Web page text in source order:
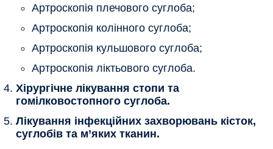
Артроскопія плечового суглоба;
Артроскопія колінного суглоба;
Артроскопія кульшового суглоба;
Артроскопія ліктьового суглоба.
Хірургічне лікування стопи та
гомілковостопного суглоба.
Лікування інфекційних захворювань кісток,
суглобів та м’яких тканин.